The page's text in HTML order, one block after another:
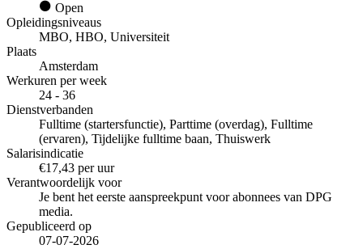
Open
Opleidingsniveaus
MBO, HBO, Universiteit
Plaats
Amsterdam
Werkuren per week
24 - 36
Dienstverbanden
Fulltime (startersfunctie), Parttime (overdag), Fulltime
(ervaren), Tijdelijke fulltime baan, Thuiswerk
Salarisindicatie
€17,43 per uur
Verantwoordelijk voor
Je bent het eerste aanspreekpunt voor abonnees van DPG
media.
Gepubliceerd op
07-07-2026